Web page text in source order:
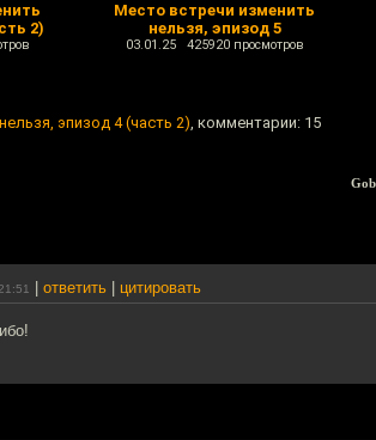
2)
Место встречи изменить
нельзя, эпизод 5
03.01.25 425920 просмотров
эпизод 4 (часть 2), комментарии: 15
ответить цитировать